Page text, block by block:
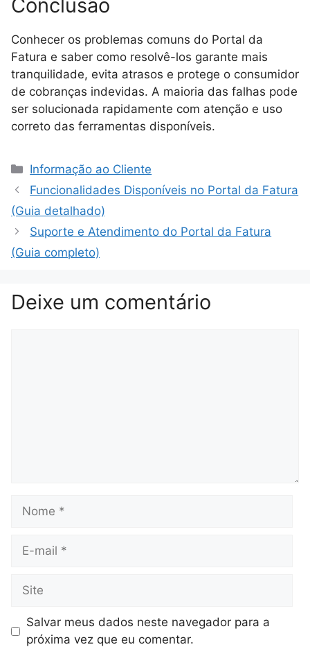
Conclusão
Conhecer os problemas comuns do Portal da
Fatura e saber como resolvê-los garante mais
tranquilidade, evita atrasos e protege o consumidor
de cobranças indevidas. A maioria das falhas pode
ser solucionada rapidamente com atenção e uso
correto das ferramentas disponíveis.
Categorias
Informação ao Cliente
Funcionalidades Disponíveis no Portal da Fatura
(Guia detalhado)
Suporte e Atendimento do Portal da Fatura
(Guia completo)
Deixe um comentário
Nome
Site
Salvar meus dados neste navegador para a
próxima vez que eu comentar.